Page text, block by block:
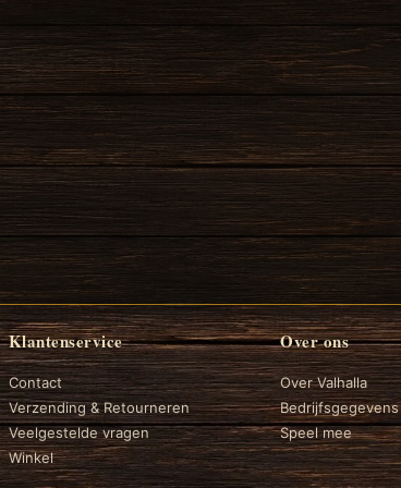
Klantenservice
Contact
Verzending & Retourneren
Veelgestelde vragen
Winkel
Over ons
Over Valhalla
Bedrijfsgegevens
Speel mee